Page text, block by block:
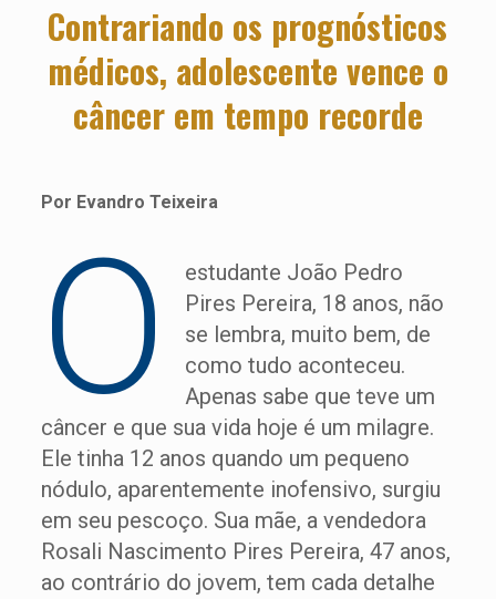
Contrariando os prognósticos
médicos, adolescente vence o
câncer em tempo recorde
Por Evandro Teixeira
O
estudante João Pedro
Pires Pereira, 18 anos, não
se lembra, muito bem, de
como tudo aconteceu.
Apenas sabe que teve um
câncer e que sua vida hoje é um milagre.
Ele tinha 12 anos quando um pequeno
nódulo, aparentemente inofensivo, surgiu
em seu pescoço. Sua mãe, a vendedora
Rosali Nascimento Pires Pereira, 47 anos,
ao contrário do jovem, tem cada detalhe